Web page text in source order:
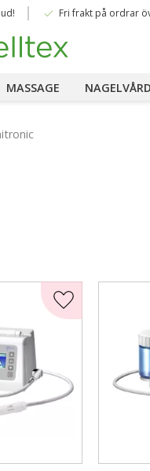
done Fri frakt på ordrar
MASSAGE NAGELVÅRD
Lägg till i